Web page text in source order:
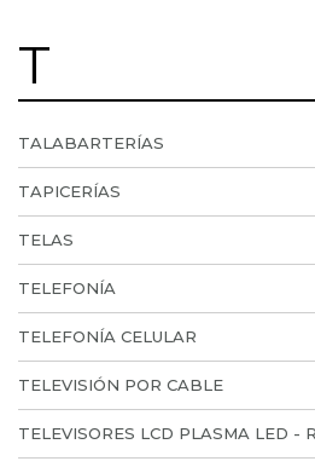
T
TALABARTERÍAS
TAPICERÍAS
TELAS
TELEFONÍA
TELEFONÍA CELULAR
TELEVISIÓN POR CABLE
TELEVISORES LCD PLASMA LED -